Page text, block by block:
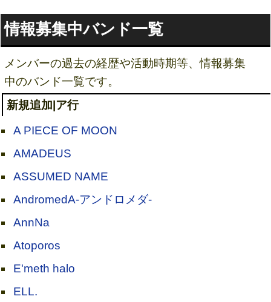
情報募集中バンド一覧
メンバーの過去の経歴や活動時期等、情報募集
中のバンド一覧です。
新規追加|ア行
A PIECE OF MOON
AMADEUS
ASSUMED NAME
AndromedA-アンドロメダ-
AnnNa
Atoporos
E'meth halo
ELL.